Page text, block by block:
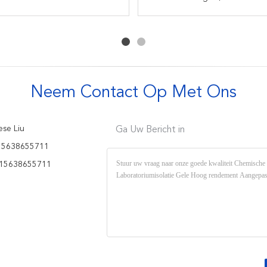
Neem Contact Op Met Ons
Liu Ga Uw Bericht in